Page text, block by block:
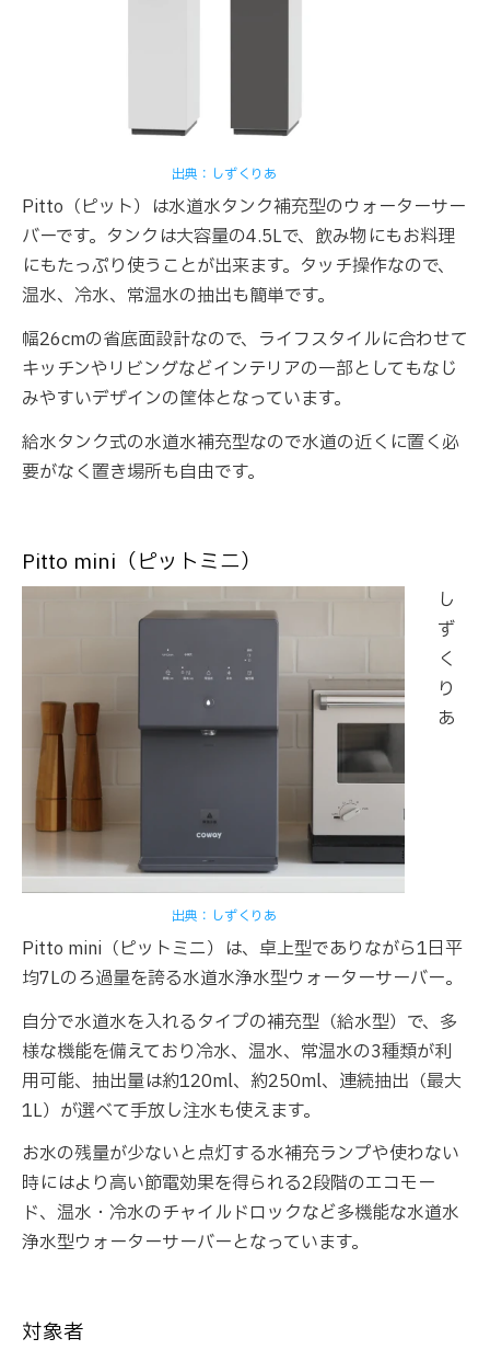
出典：しずくりあ
Pitto（ピット）は水道水タンク補充型のウォーターサー
バーです。タンクは大容量の4.5Lで、飲み物にもお料理
にもたっぷり使うことが出来ます。タッチ操作なので、
温水、冷水、常温水の抽出も簡単です。
幅26cmの省底面設計なので、ライフスタイルに合わせて
キッチンやリビングなどインテリアの一部としてもなじ
みやすいデザインの筐体となっています。
給水タンク式の水道水補充型なので水道の近くに置く必
要がなく置き場所も自由です。
Pitto mini（ピットミニ）
出典：しずくりあ
し
ず
く
り
あ
Pitto mini（ピットミニ）は、卓上型でありながら1日平
均7Lのろ過量を誇る水道水浄水型ウォーターサーバー。
自分で水道水を入れるタイプの補充型（給水型）で、多
様な機能を備えており冷水、温水、常温水の3種類が利
用可能、抽出量は約120ml、約250ml、連続抽出（最大
1L）が選べて手放し注水も使えます。
お水の残量が少ないと点灯する水補充ランプや使わない
時にはより高い節電効果を得られる2段階のエコモー
ド、温水・冷水のチャイルドロックなど多機能な水道水
浄水型ウォーターサーバーとなっています。
対象者